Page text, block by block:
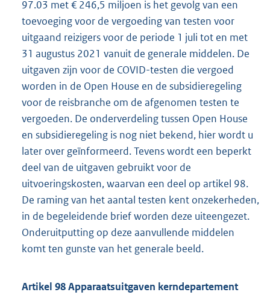
97.03 met € 246,5 miljoen is het gevolg van een
toevoeging voor de vergoeding van testen voor
uitgaand reizigers voor de periode 1 juli tot en met
31 augustus 2021 vanuit de generale middelen. De
uitgaven zijn voor de COVID-testen die vergoed
worden in de Open House en de subsidieregeling
voor de reisbranche om de afgenomen testen te
vergoeden. De onderverdeling tussen Open House
en subsidieregeling is nog niet bekend, hier wordt u
later over geïnformeerd. Tevens wordt een beperkt
deel van de uitgaven gebruikt voor de
uitvoeringskosten, waarvan een deel op artikel 98.
De raming van het aantal testen kent onzekerheden,
in de begeleidende brief worden deze uiteengezet.
Onderuitputting op deze aanvullende middelen
komt ten gunste van het generale beeld.
Artikel 98 Apparaatsuitgaven kerndepartement